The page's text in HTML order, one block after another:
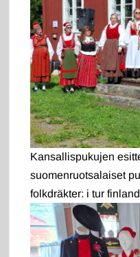
Kansallispukujen
suomenruotsalaiset
folkdräkter: i tur